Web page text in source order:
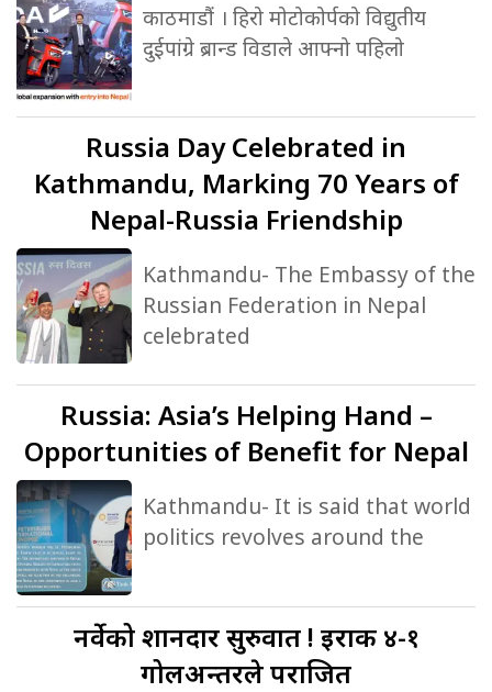
काठमाडौं । हिरो मोटोकोर्पको विद्युतीय
दुईपांग्रे ब्रान्ड विडाले आफ्नो पहिलो
Russia Day Celebrated in
Kathmandu, Marking 70 Years of
Nepal-Russia Friendship
Kathmandu- The Embassy of the
Russian Federation in Nepal
celebrated
Russia: Asia’s Helping Hand –
Opportunities of Benefit for Nepal
Kathmandu- It is said that world
politics revolves around the
नर्वेकोशानदार सुरुवात ! इराक ४-१
गोलअन्तरले पराजित